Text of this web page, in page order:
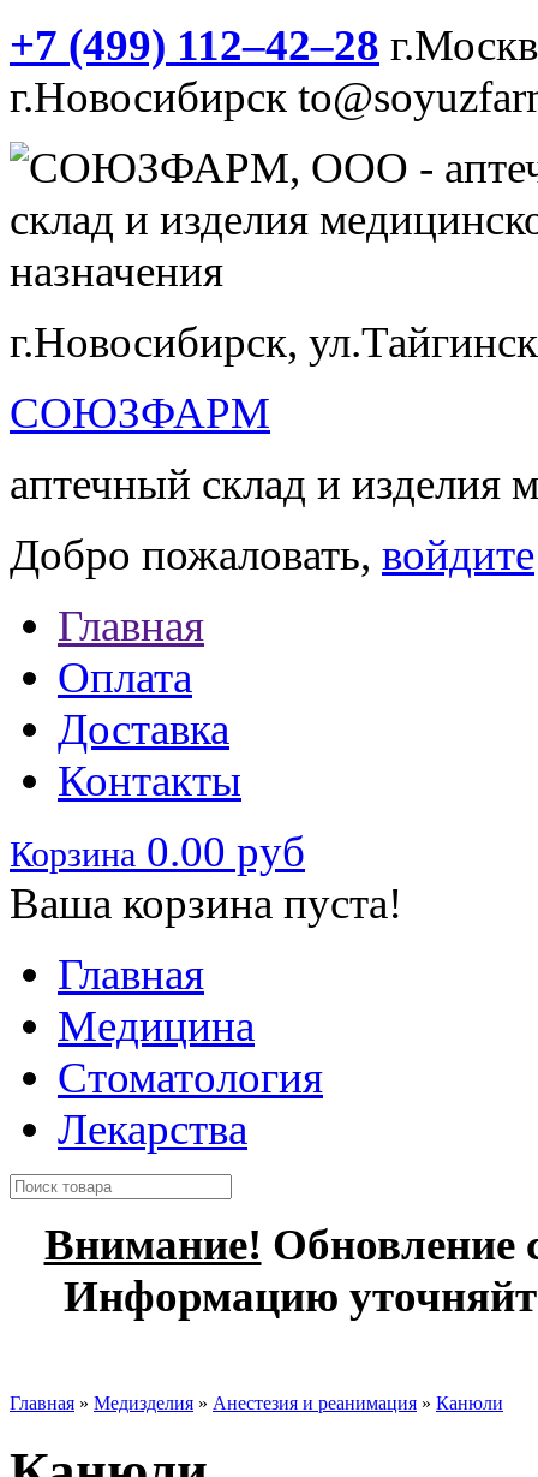
+7 (499) 112‒42‒28
г.Новосибирск
г.Новосибирск,
СОЮЗФАРМ
аптечный склад и изделия
Добро пожаловать, войдите
Главная
Оплата
Доставка
Контакты
Корзина 0.00 руб
Ваша корзина пуста!
Главная
Медицина
Стоматология
Лекарства
Внимание! Обновление
Информацию
Главная » Медизделия » Анестезия и реанимация » Канюли